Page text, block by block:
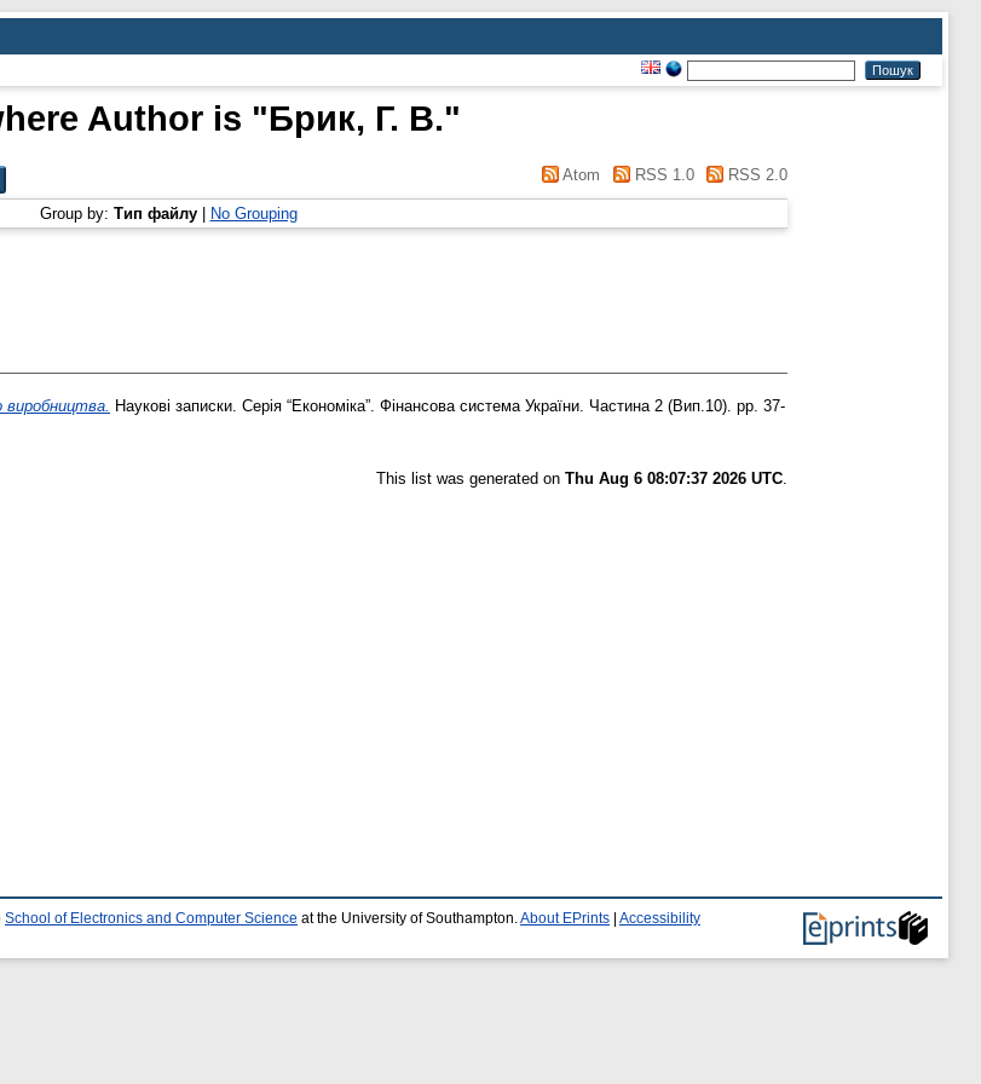
Author is "Брик, Г. В."
Atom RSS 1.0 RSS 2.0
Group by: Тип файлу| No Grouping
виробництва. Наукові записки. Серія “Економіка”. Фінансова система України. Частина 2 (Вип.10). pp. 37-
This list was generated on Thu Aug 6 08:07:37 2026 UTC.
School of Electronics and Computer Science at the University of Southampton. About EPrints Accessibility